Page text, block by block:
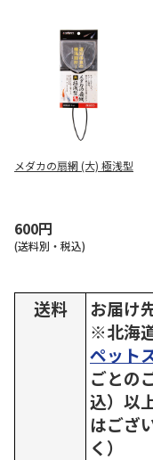
メダカの扇網 (大) 極浅型
600円
(送料別・税込)
送料
お届け
※北海
ペット
ごとの
込）以
はござ
く）